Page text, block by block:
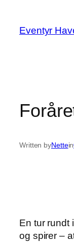
indhold
Eventyr
Written byNettein
En tur rundt
og spirer –